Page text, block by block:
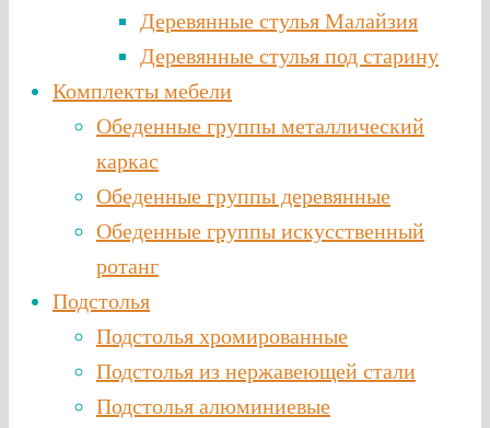
Деревянные стулья Малайзия
Деревянные стулья под старину
Комплекты мебели
Обеденные группы металлический
каркас
Обеденные группы деревянные
Обеденные группы искусственный
ротанг
Подстолья
Подстолья хромированные
Подстолья из нержавеющей стали
Подстолья алюминиевые